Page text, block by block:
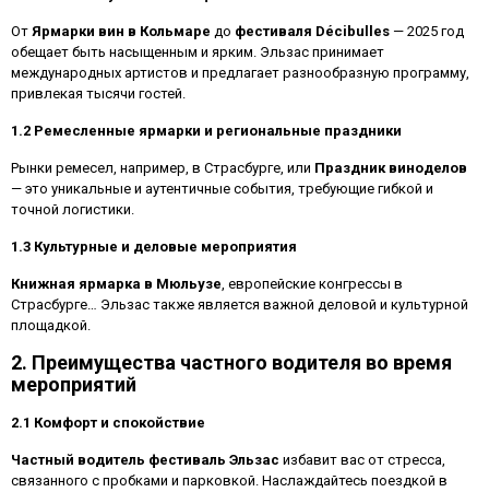
От Ярмарки вин в Кольмаре до фестиваля Décibulles — 2025 год
обещает быть насыщенным и ярким. Эльзас принимает
международных артистов и предлагает разнообразную программу,
привлекая тысячи гостей.
1.2 Ремесленные ярмарки и региональные праздники
Рынки ремесел, например, в Страсбурге, или Праздник виноделов
— это уникальные и аутентичные события, требующие гибкой и
точной логистики.
1.3 Культурные и деловые мероприятия
Книжная ярмарка в Мюльузе, европейские конгрессы в
Страсбурге… Эльзас также является важной деловой и культурной
площадкой.
2. Преимущества частного водителя во время
мероприятий
2.1 Комфорт и спокойствие
Частный водитель фестиваль Эльзас избавит вас от стресса,
связанного с пробками и парковкой. Наслаждайтесь поездкой в